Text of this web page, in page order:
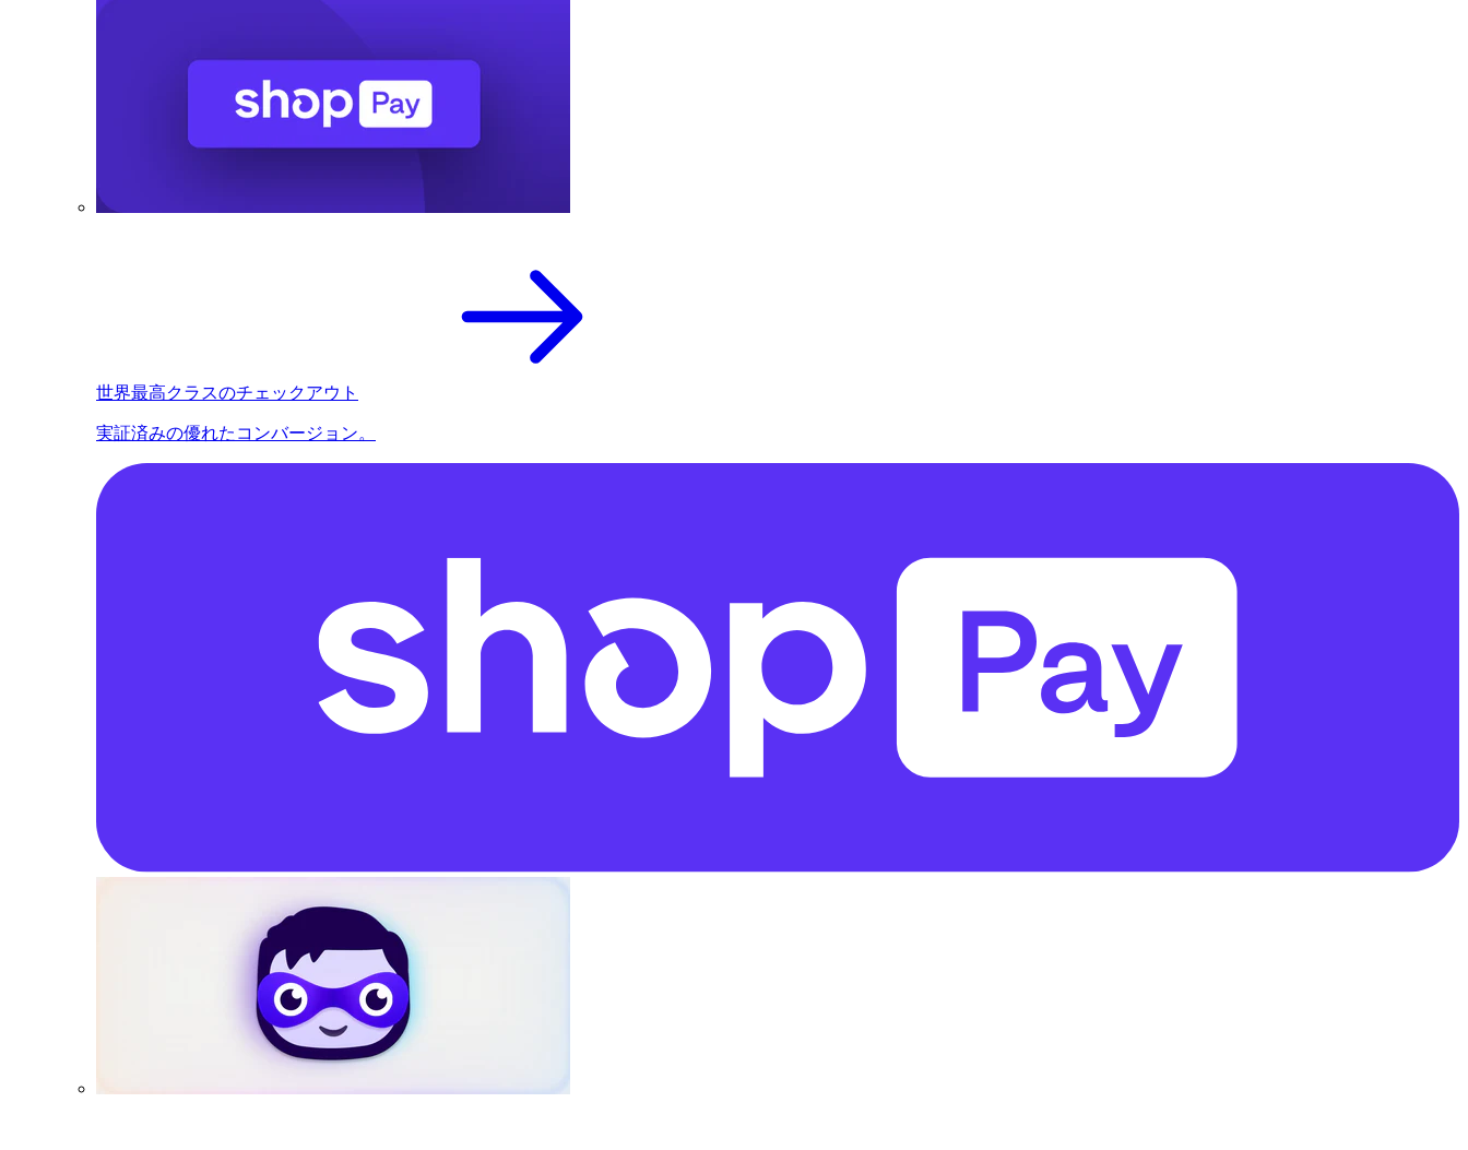
世界最高クラスのチェックアウト
実証済みの優れたコンバージョン。